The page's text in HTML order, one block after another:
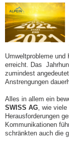
Umweltprobleme
erreicht. Das
zumindest
Anstrengungen
Alles in allem ein
SWISS AG, wie viele
Herausforderungen
Kommunikationen
schränkten auch die